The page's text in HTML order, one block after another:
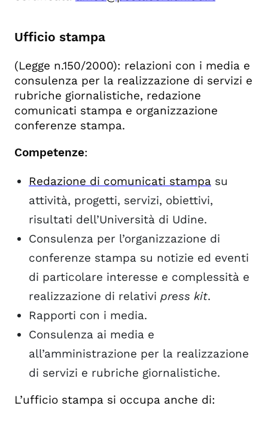
Ufficio stampa
(Legge n.150/2000): relazioni con i media e
consulenza per la realizzazione di servizi e
rubriche giornalistiche, redazione
comunicati stampa e organizzazione
conferenze stampa.
Competenze:
Redazione di comunicati stampa su
attività, progetti, servizi, obiettivi,
risultati dell’Università di Udine.
Consulenza per l’organizzazione di
conferenze stampa su notizie ed eventi
di particolare interesse e complessità e
realizzazione di relativi press kit.
Rapporti con i media.
Consulenza ai media e
all’amministrazione per la realizzazione
di servizi e rubriche giornalistiche.
L’ufficio stampa si occupa anche di: